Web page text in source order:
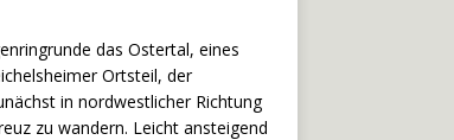
das Ostertal, eines
Ortsteil, der
in nordwestlicher Richtung
zu wandern. Leicht ansteigend